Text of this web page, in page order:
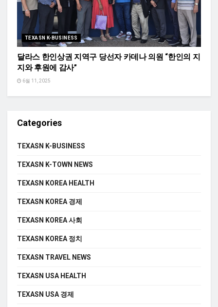
TEXASN K-BUSINESS
달라스 한인상권 지역구 당선자 카데나 의원 “한인의 지
지와 후원에 감사”
6월 11, 2025
Categories
TEXASN K-BUSINESS
TEXASN K-TOWN NEWS
TEXASN KOREA HEALTH
TEXASN KOREA 경제
TEXASN KOREA 사회
TEXASN KOREA 정치
TEXASN TRAVEL NEWS
TEXASN USA HEALTH
TEXASN USA 경제